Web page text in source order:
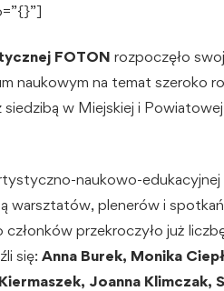
FOTON rozpoczęło
naukowym na temat szeroko
siedzibą w Miejskiej i
naukowo-
warsztatów, plenerów i
przekroczyło już
się: Anna Burek, Monika
Joanna Klimczak,